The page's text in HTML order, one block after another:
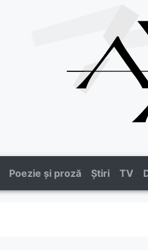
Poezie și proză Știri TV